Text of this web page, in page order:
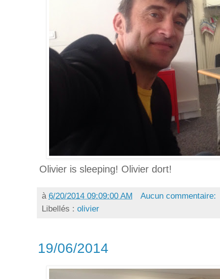
Olivier is sleeping! Olivier dort!
à 6/20/2014 09:09:00 AM
Aucun commentaire:
Libellés : olivier
19/06/2014